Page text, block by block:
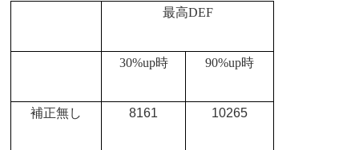
最高DEF
30%up時 90%up時
補正無し 8161 10265